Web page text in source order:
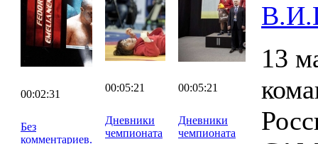
00:02:31
Без
комментариев.
00:05:21
Дневники
чемпионата
00:05:21
Дневники
чемпионата
13